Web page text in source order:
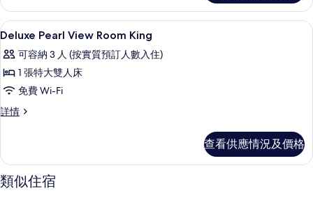
的
相
片
詳
情
載
入
所
有
Deluxe
Pearl
King
的
9
Deluxe Pearl View Room King
可容納 3 人 (按實質預訂人數入住)
1 張特大雙人床
免費 Wi-Fi
詳情
Deluxe
King
詳
情
查看供應情況及價格
類似住宿